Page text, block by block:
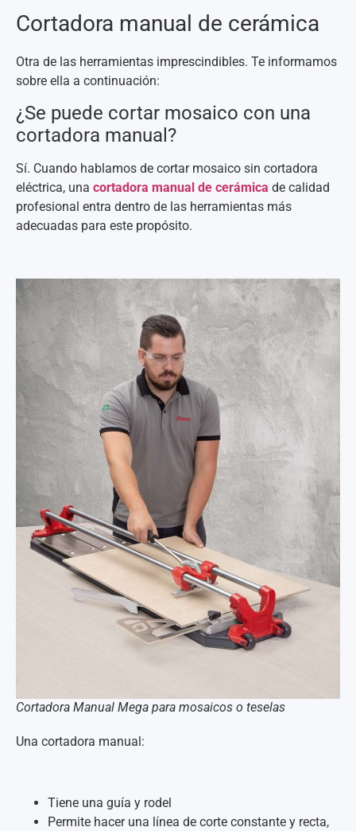
Cortadora manual de cerámica
Otra de las herramientas imprescindibles. Te informamos
sobre ella a continuación:
¿Se puede cortar mosaico con una
cortadora manual?
Sí. Cuando hablamos de cortar mosaico sin cortadora
eléctrica, una cortadora manual de cerámica de calidad
profesional entra dentro de las herramientas más
adecuadas para este propósito.
Cortadora Manual Mega para mosaicos o teselas
Una cortadora manual:
Tiene una guía y rodel
Permite hacer una línea de corte constante y recta,